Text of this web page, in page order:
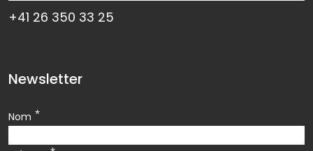
+41 26 350 33 25
Newsletter
Nom *